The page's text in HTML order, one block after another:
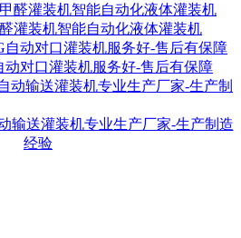
灌装机智能自动化液体灌装机
动对口灌装机服务好-售后有保障
输送灌装机专业生产厂家-生产制造
经验